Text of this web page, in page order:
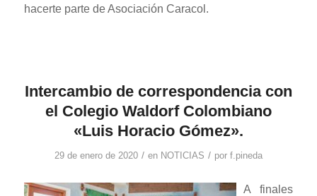
hacerte parte de Asociación Caracol.
Intercambio de correspondencia con
el Colegio Waldorf Colombiano
«Luis Horacio Gómez».
29 de enero de 2020 / en NOTICIAS / por f.pineda
A finales